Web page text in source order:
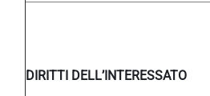
DIRITTI DELL’INTERESSATO